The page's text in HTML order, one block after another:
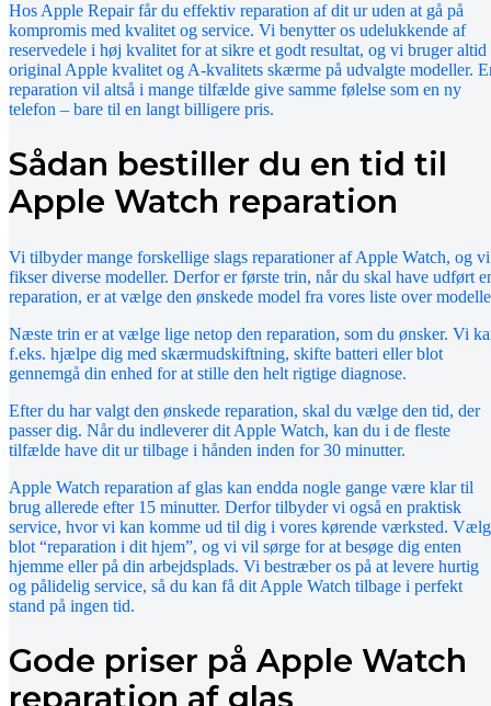
Hos Apple Repair får du effektiv reparation af dit ur uden at gå på
kompromis med kvalitet og service. Vi benytter os udelukkende af
reservedele i høj kvalitet for at sikre et godt resultat, og vi bruger altid
original Apple kvalitet og A-kvalitets skærme på udvalgte modeller.
reparation vil altså i mange tilfælde give samme følelse som en ny
telefon – bare til en langt billigere pris.
Sådan bestiller du en tid til
Apple Watch reparation
Vi tilbyder mange forskellige slags reparationer af Apple Watch, og vi
fikser diverse modeller. Derfor er første trin, når du skal have udført
reparation, er at vælge den ønskede model fra vores liste over
Næste trin er at vælge lige netop den reparation, som du ønsker. Vi
f.eks. hjælpe dig med skærmudskiftning, skifte batteri eller blot
gennemgå din enhed for at stille den helt rigtige diagnose.
Efter du har valgt den ønskede reparation, skal du vælge den tid, der
passer dig. Når du indleverer dit Apple Watch, kan du i de fleste
tilfælde have dit ur tilbage i hånden inden for 30 minutter.
Apple Watch reparation af glas kan endda nogle gange være klar til
brug allerede efter 15 minutter. Derfor tilbyder vi også en praktisk
service, hvor vi kan komme ud til dig i vores kørende værksted. Vælg
blot “reparation i dit hjem”, og vi vil sørge for at besøge dig enten
hjemme eller på din arbejdsplads. Vi bestræber os på at levere hurtig
og pålidelig service, så du kan få dit Apple Watch tilbage i perfekt
stand på ingen tid.
Gode priser på Apple Watch
reparation af glas